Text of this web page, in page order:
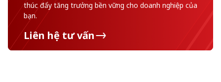
thúc đẩy tăng trưởng bền vững cho doanh nghiệp của
bạn.
Liên hệ tư vấn